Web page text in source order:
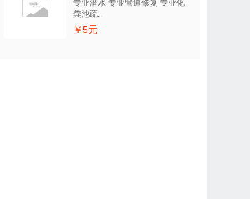
专业潜水 专业管道修复 专业化
粪池疏..
￥5元